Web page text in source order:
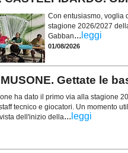
Con entusiasmo, voglia
stagione 2026/2027
Gabban... leggi
01/08/2026
Gettate le
ha dato il primo via alla stagione
tecnico e giocatori. Un momento
dell'inizio della... leggi